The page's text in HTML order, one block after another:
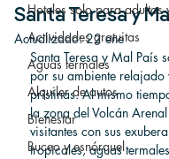
Hoteles solo para adultos
Actividades gratuitas
Aguas termales
Alquiler de autos
Bienestar
Buceo y esnórquel
Santa Teresa y
Actualizado:22 ene
Santa Teresa y Mal País
por su ambiente relajado
prístinas. Al mismo
la zona del Volcán
visitantes con sus
tropicales, aguas